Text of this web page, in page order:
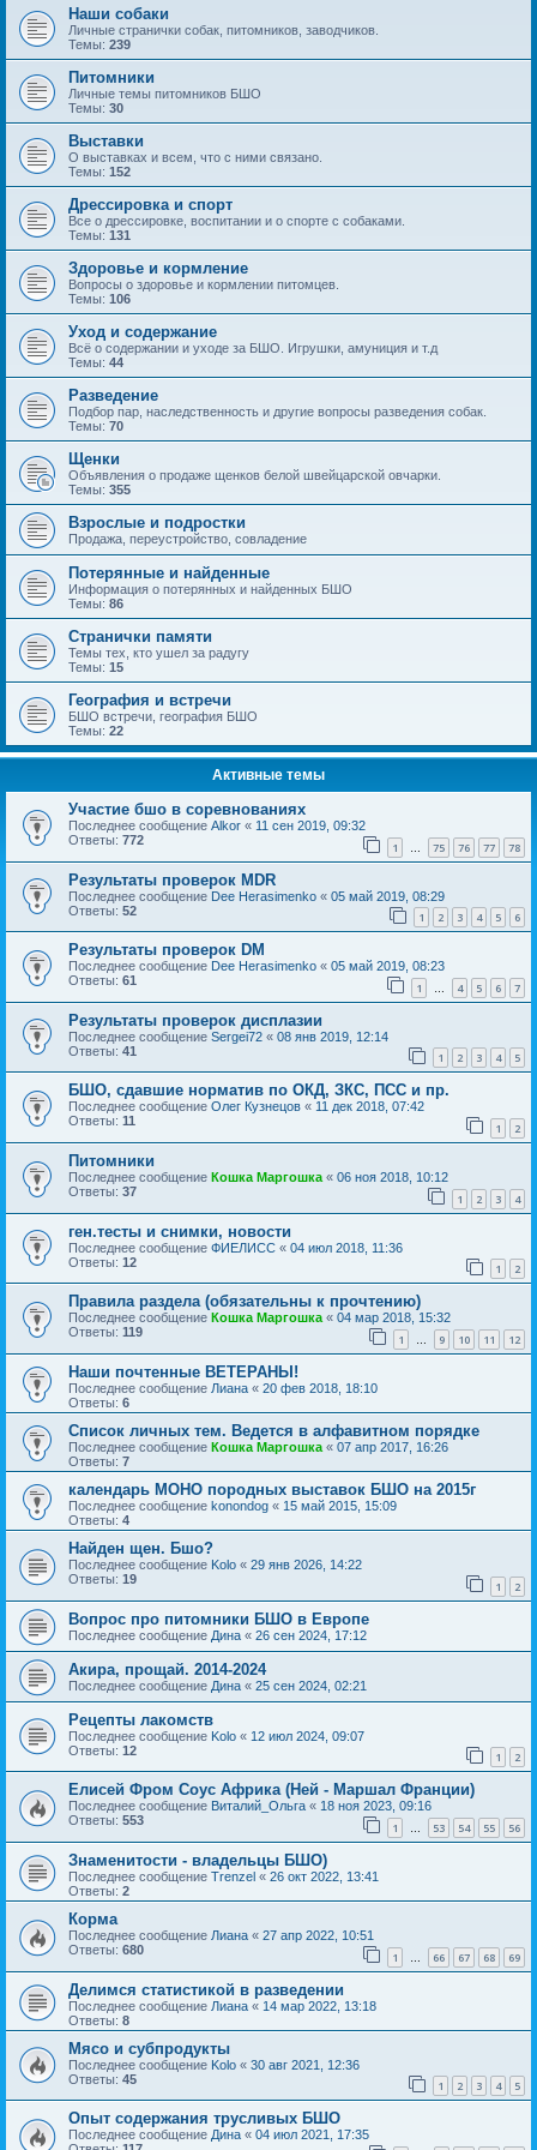
Наши собаки
Личные странички собак, питомников, заводчиков.
Темы: 239
Питомники
Личные темы питомников БШО
Темы: 30
Выставки
О выставках и всем, что с ними связано.
Темы: 152
Дрессировка и спорт
Все о дрессировке, воспитании и о спорте с собаками.
Темы: 131
Здоровье и кормление
Вопросы о здоровье и кормлении питомцев.
Темы: 106
Уход и содержание
Всё о содержании и уходе за БШО. Игрушки, амуниция и т.д
Темы: 44
Разведение
Подбор пар, наследственность и другие вопросы разведения собак.
Темы: 70
Щенки
Объявления о продаже щенков белой швейцарской овчарки.
Темы: 355
Взрослые и подростки
Продажа, переустройство, совладение
Потерянные и найденные
Информация о потерянных и найденных БШО
Темы: 86
Странички памяти
Темы тех, кто ушел за радугу
Темы: 15
География и встречи
БШО встречи, география БШО
Темы: 22
Активные темы
Участие бшо в соревнованиях
Последнее сообщение Alkor « 11 сен 2019, 09:32
Ответы: 772 1 75 76 77 78
Результаты проверок MDR
Последнее сообщение Dee Herasimenko « 05 май 2019, 08:29
Ответы: 52 1 2 3 4 5 6
Результаты проверок DM
Последнее сообщение Dee Herasimenko « 05 май 2019, 08:23
Ответы: 61 1 … 4 5 6 7
Результаты проверок дисплазии
Последнее сообщение Sergei72 « 08 янв 2019, 12:14
Ответы: 41 1 2 3 4 5
БШО, сдавшие норматив по ОКД, ЗКС, ПСС и пр.
Последнее сообщение Олег Кузнецов « 11 дек 2018, 07:42
Ответы: 11 1 2
Питомники
Последнее сообщение Кошка Маргошка « 06 ноя 2018, 10:12
Ответы: 37 1 2 3 4
ген.тесты и снимки, новости
Последнее сообщение ФИЕЛИСС « 04 июл 2018, 11:36
Ответы: 12 1 2
Правила раздела (обязательны к прочтению)
Последнее сообщение Кошка Маргошка « 04 мар 2018, 15:32
Ответы: 119 1 … 9 10 11 12
Наши почтенные ВЕТЕРАНЫ!
Последнее сообщение Лиана « 20 фев 2018, 18:10
Ответы: 6
Список личных тем. Ведется в алфавитном порядке
Последнее сообщение Кошка Маргошка « 07 апр 2017, 16:26
Ответы: 7
календарь МОНО породных выставок БШО на 2015г
Последнее сообщение konondog « 15 май 2015, 15:09
Ответы: 4
Найден щен. Бшо?
Последнее сообщение Kolo « 29 янв 2026, 14:22
Ответы: 19 1 2
Вопрос про питомники БШО в Европе
Последнее сообщение Дина « 26 сен 2024, 17:12
Акира, прощай. 2014-2024
Последнее сообщение Дина « 25 сен 2024, 02:21
Рецепты лакомств
Последнее сообщение Kolo « 12 июл 2024, 09:07
Ответы: 12 1 2
Елисей Фром Соус Африка (Ней - Маршал Франции)
Последнее сообщение Виталий_Ольга « 18 ноя 2023, 09:16
Ответы: 553 1 … 53 54 55 56
Знаменитости - владельцы БШО)
Последнее сообщение Trenzel « 26 окт 2022, 13:41
Ответы: 2
Корма
Последнее сообщение Лиана « 27 апр 2022, 10:51
Ответы: 680 1 … 66 67 68 69
Делимся статистикой в разведении
Последнее сообщение Лиана « 14 мар 2022, 13:18
Ответы: 8
Мясо и субпродукты
Последнее сообщение Kolo « 30 авг 2021, 12:36
Ответы: 45 1 2 3 4 5
Опыт содержания трусливых БШО
Последнее сообщение Дина « 04 июл 2021, 17:35